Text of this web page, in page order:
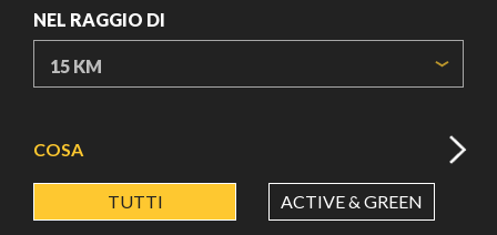
NEL RAGGIO DI
LATITUDINE
COSA
TUTTI ACTIVE & GREEN